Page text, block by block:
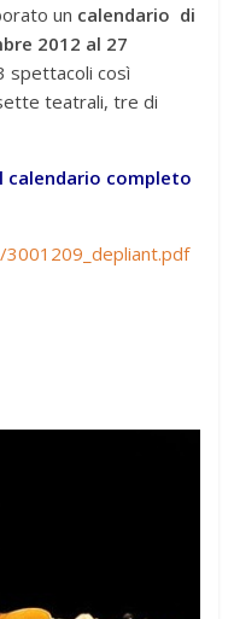
un calendario di
2012 al 27
spettacoli così
teatrali, tre di
calendario completo